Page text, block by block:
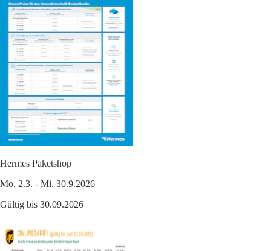
Hermes Paketshop
Mo. 2.3. - Mi. 30.9.2026
Gültig bis 30.09.2026